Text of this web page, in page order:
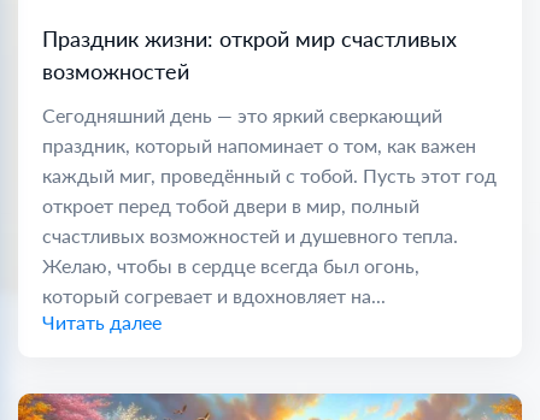
Праздник жизни: открой мир счастливых
возможностей
Сегодняшний день — это яркий сверкающий
праздник, который напоминает о том, как важен
каждый миг, проведённый с тобой. Пусть этот год
откроет перед тобой двери в мир, полный
счастливых возможностей и душевного тепла.
Желаю, чтобы в сердце всегда был огонь,
который согревает и вдохновляет на...
Читать далее